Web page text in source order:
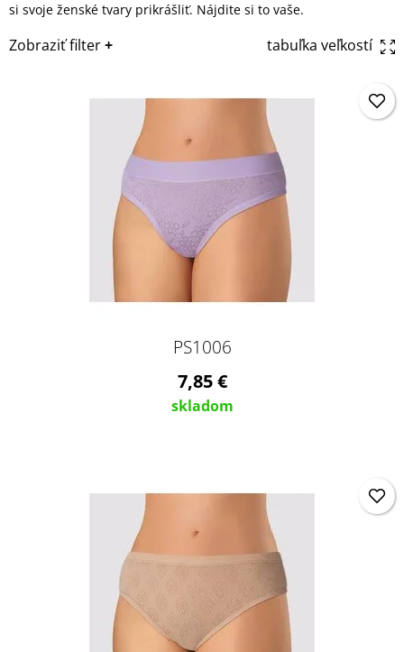
si svoje ženské tvary prikrášliť. Nájdite si to vaše.
tabuľka veľkostí
Zobraziť filter
PS1006
7,85 €
skladom